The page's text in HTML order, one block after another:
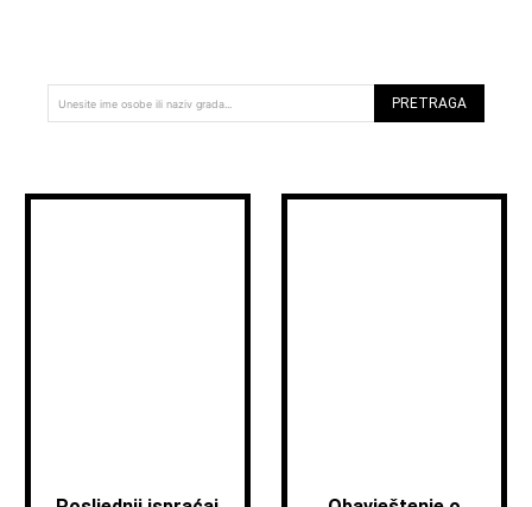
Unesite ime osobe ili naziv grada... PRETRAGA